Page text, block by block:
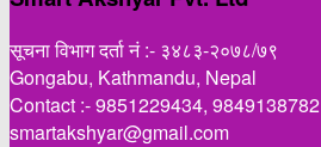
सूचना विभाग दर्ता नं :- ३४८३-२०७८/७९
Gongabu, Kathmandu, Nepal
Contact :- 9851229434, 9849138782
smartakshyar@gmail.com